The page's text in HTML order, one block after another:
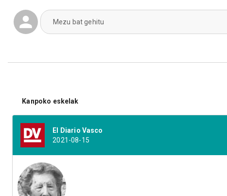
Mezu bat gehitu
Kanpoko eskelak
El Diario Vasco
2021-08-15